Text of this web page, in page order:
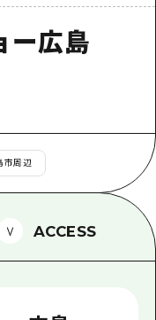
サービス
人旅行者向け情報一
ズム
皆さま
ー広島
市周辺
ACCESS